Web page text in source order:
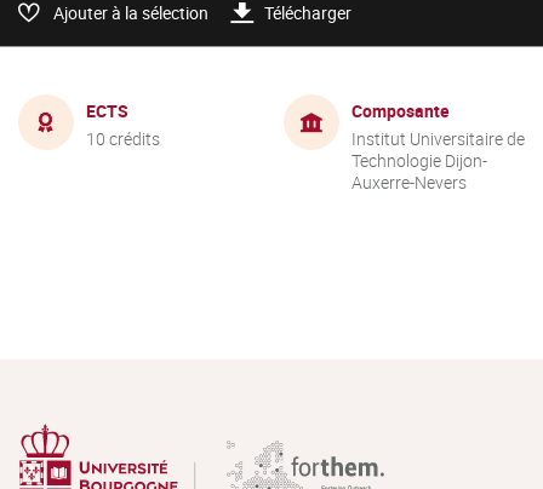
Ajouter à la sélection Télécharger
ECTS
10 crédits
Composante
Institut Universitaire de
Technologie Dijon-
Auxerre-Nevers